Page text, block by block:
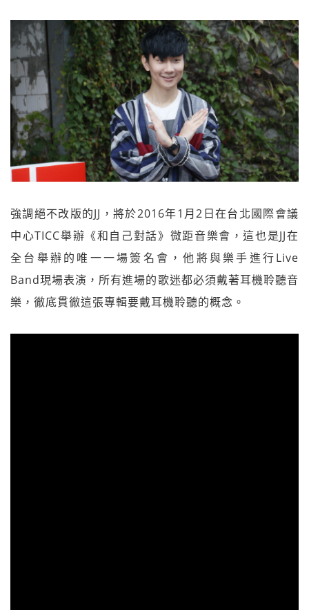
強調絕不改版的JJ，將於2016年1月2日在台北國際會議
中心TICC舉辦《和自己對話》微距音樂會，這也是JJ在
全台舉辦的唯一一場簽名會，他將與樂手進行Live
Band現場表演，所有進場的歌迷都必須戴著耳機聆聽音
樂，徹底貫徹這張專輯要戴耳機聆聽的概念。